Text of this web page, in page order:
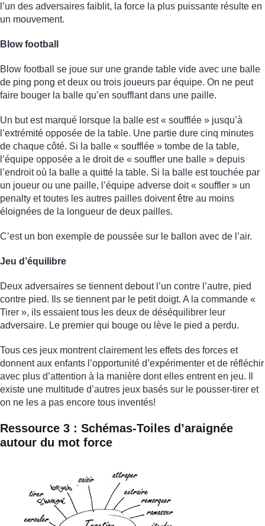
l’un des adversaires faiblit, la force la plus puissante résulte en
un mouvement.
Blow football
Blow football se joue sur une grande table vide avec une balle
de ping pong et deux ou trois joueurs par équipe. On ne peut
faire bouger la balle qu’en soufflant dans une paille.
Un but est marqué lorsque la balle est « soufflée » jusqu’à
l’extrémité opposée de la table. Une partie dure cinq minutes
de chaque côté. Si la balle « soufflée » tombe de la table,
l’équipe opposée a le droit de « souffler une balle » depuis
l’endroit où la balle a quitté la table. Si la balle est touchée par
un joueur ou une paille, l’équipe adverse doit « souffler » un
penalty et toutes les autres pailles doivent être au moins
éloignées de la longueur de deux pailles.
C’est un bon exemple de poussée sur le ballon avec de l’air.
Jeu d’équilibre
Deux adversaires se tiennent debout l’un contre l’autre, pied
contre pied. Ils se tiennent par le petit doigt. A la commande «
Tirer », ils essaient tous les deux de déséquilibrer leur
adversaire. Le premier qui bouge ou lève le pied a perdu.
Tous ces jeux montrent clairement les effets des forces et
donnent aux enfants l’opportunité d’expérimenter et de réfléchir
avec plus d’attention à la manière dont elles entrent en jeu. Il
existe une multitude d’autres jeux basés sur le pousser-tirer et
on ne les a pas encore tous inventés!
Ressource 3 : Schémas-Toiles d’araignée
autour du mot force